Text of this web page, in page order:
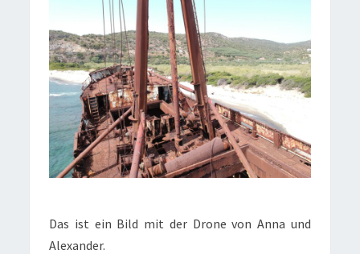
Das ist ein Bild mit der Drone von Anna und
Alexander.